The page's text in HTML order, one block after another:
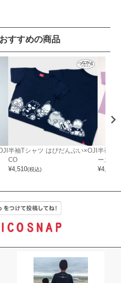
すすめの商品
半袖Tシャツ はぴだんぶい×OJI
CO
¥4,510(税込)
半袖T
ーズ
¥4,400